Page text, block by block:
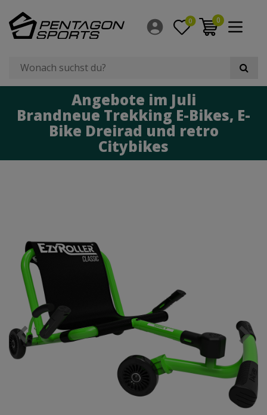
0 0
Angebote im Juli
Brandneue Trekking E-Bikes, E-
Bike Dreirad und retro
Citybikes